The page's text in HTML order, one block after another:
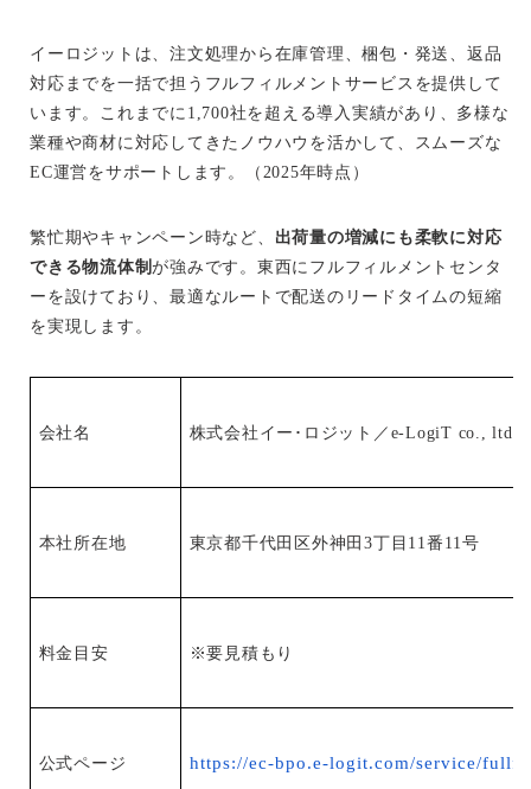
イーロジットは、注文処理から在庫管理、梱包・発送、返品
対応までを一括で担うフルフィルメントサービスを提供して
います。これまでに1,700社を超える導入実績があり、多様な
業種や商材に対応してきたノウハウを活かして、スムーズな
EC運営をサポートします。（2025年時点）
繁忙期やキャンペーン時など、 出荷量の増減にも柔軟に対応
できる物流体制が強みです。東西にフルフィルメントセンタ
ーを設けており、最適なルートで配送のリードタイムの短縮
を実現します。
会社名 株式会社イー･ロジット／e-LogiT co., ltd.
本社所在地 東京都千代田区外神田3丁目11番11号
料金目安 ※要見積もり
公式ページ https://ec-bpo.e-logit.com/service/